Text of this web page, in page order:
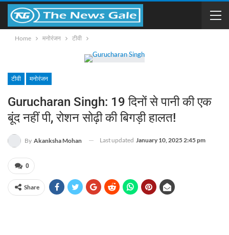
Home मनोरंजन टीवी
टीवी मनोरंजन
Gurucharan Singh: 19 दिनों से पानी की एक
बूंद नहीं पी, रोशन सोढ़ी की बिगड़ी हालत!
By Akanksha Mohan Last updated January 10, 2025 2:45 pm
0
Share